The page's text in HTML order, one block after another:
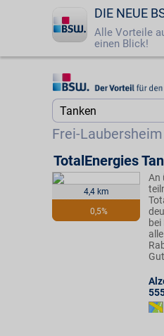
DIE NEUE
Alle Vorteile
einen Blick!
Startseite
☎ 0800 - 279 25 82
Frei-Laubersheim
Startseite
4,4 km
0,5%
TotalEnergies
An